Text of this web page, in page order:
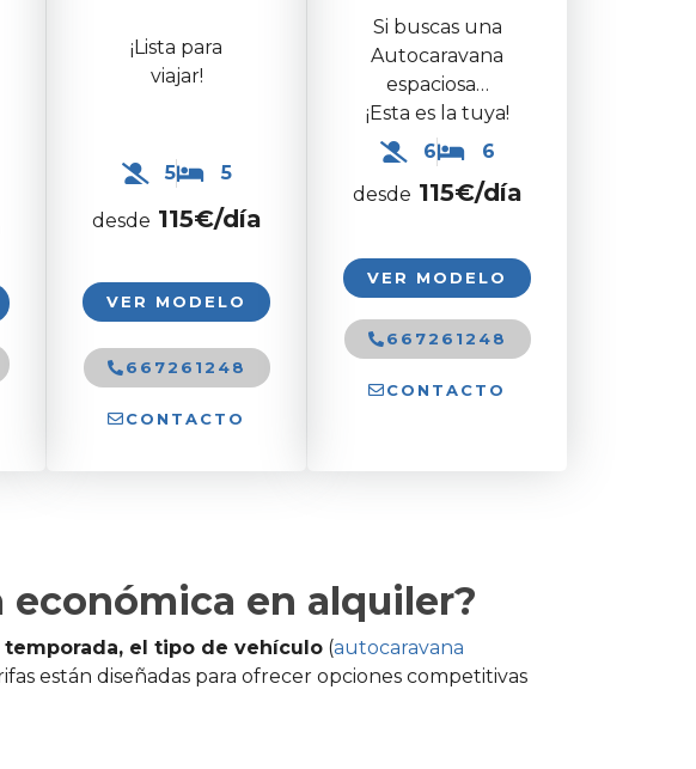
¡Lista para
viajar!
5 5
desde 115€/día
VER MODELO
667261248
CONTACTO
Si buscas una
Autocaravana
espaciosa…
¡Esta es la tuya!
6
6
desde 115€/día
VER MODELO
667261248
CONTACTO
económica en alquiler?
el tipo de vehículo (autocaravana
están diseñadas para ofrecer opciones competitivas